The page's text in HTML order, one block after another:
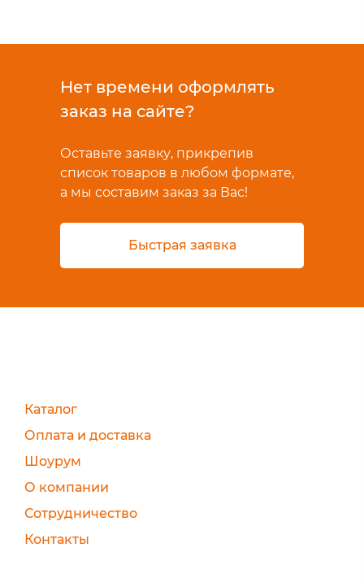
Нет времени оформлять
заказ на сайте?
Оставьте заявку, прикрепив
список товаров в любом формате,
а мы составим заказ за Вас!
Быстрая заявка
Каталог
Оплата и доставка
Шоурум
О компании
Сотрудничество
Контакты